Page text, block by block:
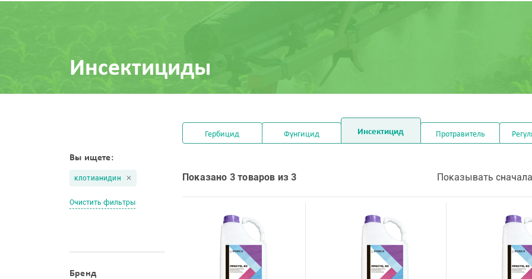
Инсектициды
Вы ищете:
клотианидин
Очистить фильтры
Бренд
Гербицид Фунгицид Инсектицид Протравитель
Показывать
Показано 3 товаров из 3